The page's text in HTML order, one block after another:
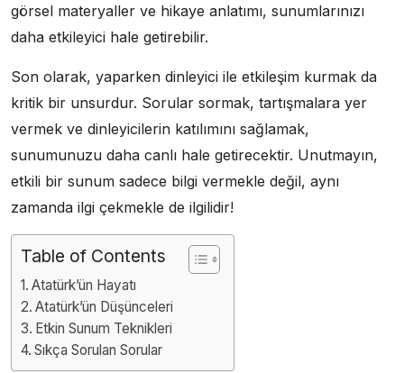
görsel materyaller ve hikaye anlatımı, sunumlarınızı
daha etkileyici hale getirebilir.
Son olarak, yaparken dinleyici ile etkileşim kurmak da
kritik bir unsurdur. Sorular sormak, tartışmalara yer
vermek ve dinleyicilerin katılımını sağlamak,
sunumunuzu daha canlı hale getirecektir. Unutmayın,
etkili bir sunum sadece bilgi vermekle değil, aynı
zamanda ilgi çekmekle de ilgilidir!
Table of Contents
Atatürk’ün Hayatı
Atatürk’ün Düşünceleri
Etkin Sunum Teknikleri
Sıkça Sorulan Sorular